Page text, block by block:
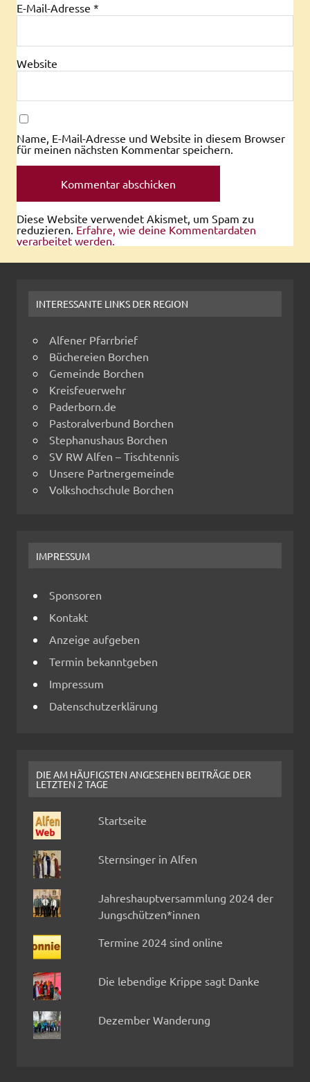
E-Mail-Adresse *
Website
Name, E-Mail-Adresse und Website in diesem Browser
für meinen nächsten Kommentar speichern.
Diese Website verwendet Akismet, um Spam zu
reduzieren. Erfahre, wie deine Kommentardaten
verarbeitet werden.
INTERESSANTE LINKS DER REGION
Alfener Pfarrbrief
Büchereien Borchen
Gemeinde Borchen
Kreisfeuerwehr
Paderborn.de
Pastoralverbund Borchen
Stephanushaus Borchen
SV RW Alfen – Tischtennis
Unsere Partnergemeinde
Volkshochschule Borchen
IMPRESSUM
Sponsoren
Kontakt
Anzeige aufgeben
Termin bekanntgeben
Impressum
Datenschutzerklärung
DIE AM HÄUFIGSTEN ANGESEHEN BEITRÄGE DER
LETZTEN 2 TAGE
Startseite
Sternsinger in Alfen
Jahreshauptversammlung 2024 der
Jungschützen*innen
Termine 2024 sind online
Die lebendige Krippe sagt Danke
Dezember Wanderung